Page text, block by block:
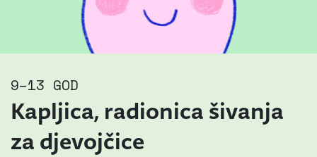
9–13 GOD
Kapljica, radionica šivanja
za djevojčice